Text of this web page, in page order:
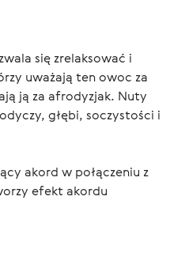
się zrelaksować i
uważają ten owoc za
ją za afrodyzjak. Nuty
głębi, soczystości i
akord w połączeniu z
efekt akordu